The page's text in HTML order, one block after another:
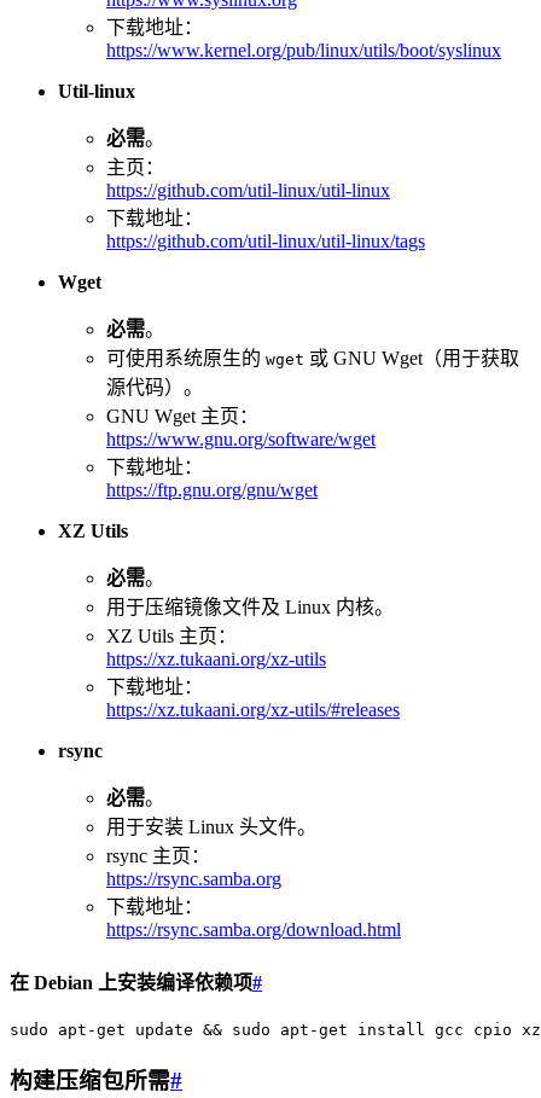
下载地址：
https://www.kernel.org/pub/linux/utils/boot/syslinux
Util-linux
必需。
主页：
https://github.com/util-linux/util-linux
下载地址：
https://github.com/util-linux/util-linux/tags
Wget
必需。
可使用系统原生的 wget 或 GNU Wget（用于获取
源代码）。
GNU Wget 主页：
https://www.gnu.org/software/wget
下载地址：
https://ftp.gnu.org/gnu/wget
XZ Utils
必需。
用于压缩镜像文件及 Linux 内核。
XZ Utils 主页：
https://xz.tukaani.org/xz-utils
下载地址：
https://xz.tukaani.org/xz-utils/#releases
rsync
必需。
用于安装 Linux 头文件。
rsync 主页：
https://rsync.samba.org
下载地址：
https://rsync.samba.org/download.html
在 Debian 上安装编译依赖项#
构建压缩包所需#